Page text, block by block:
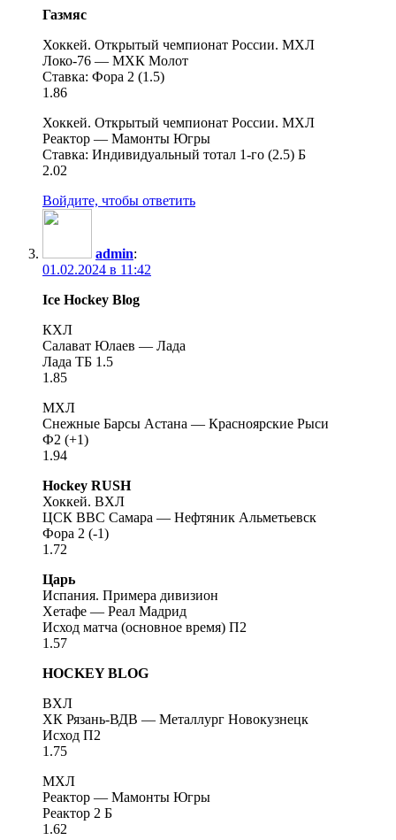
Газмяс
Хоккей. Открытый чемпионат России. МХЛ
Локо-76 — МХК Молот
Ставка: Фора 2 (1.5)
1.86
Хоккей. Открытый чемпионат России. МХЛ
Реактор — Мамонты Югры
Ставка: Индивидуальный тотал 1-го (2.5) Б
2.02
Войдите, чтобы ответить
admin:
01.02.2024 в 11:42
Ice Hockey Blog
КХЛ
Салават Юлаев — Лада
Лада ТБ 1.5
1.85
МХЛ
Снежные Барсы Астана — Красноярские Рыси
Ф2 (+1)
1.94
Hockey RUSH
Хоккей. ВХЛ
ЦСК ВВС Самара — Нефтяник Альметьевск
Фора 2 (-1)
1.72
Царь
Испания. Примера дивизион
Хетафе — Реал Мадрид
Исход матча (основное время) П2
1.57
HOCKEY BLOG
ВХЛ
ХК Рязань-ВДВ — Металлург Новокузнецк
Исход П2
1.75
МХЛ
Реактор — Мамонты Югры
Реактор 2 Б
1.62